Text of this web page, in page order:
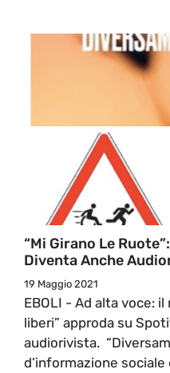
“Mi Girano Le
Diventa Anche
19 Maggio 2021
EBOLI - Ad alta voce:
liberi” approda su
audiorivista.
d’informazione sociale